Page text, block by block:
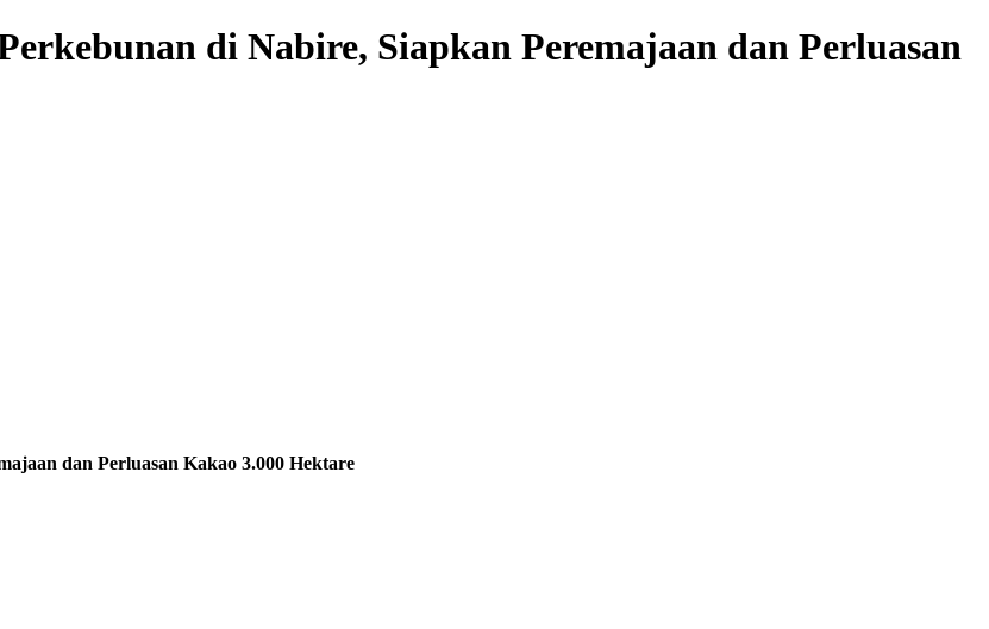
di Nabire, Siapkan Peremajaan dan Perluasan
dan Perluasan Kakao 3.000 Hektare